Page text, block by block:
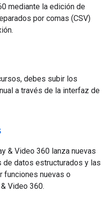
mediante la edición de
por comas (CSV)
debes subir los
a través de la interfaz de
& Video 360 lanza nuevas
datos estructurados y las
funciones nuevas o
Video 360.